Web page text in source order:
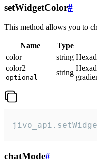
setWidgetColor#
This method allows you to
Name Type
color
string
color2
optional
string
chatMode#